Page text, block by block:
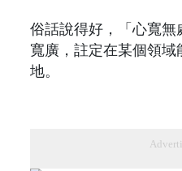
俗話說得好，「心寬
寬廣，註定在某個領
地。